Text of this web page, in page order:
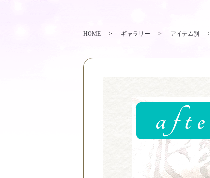
HOME ギャラリー アイテム別